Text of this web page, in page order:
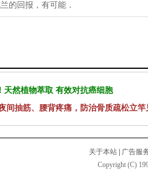
的回报，有可能．
天然植物萃取 有效对抗癌细胞
间抽筋、腰背疼痛，防治骨质疏松立竿
关于本站
广告服
Copyright (C)